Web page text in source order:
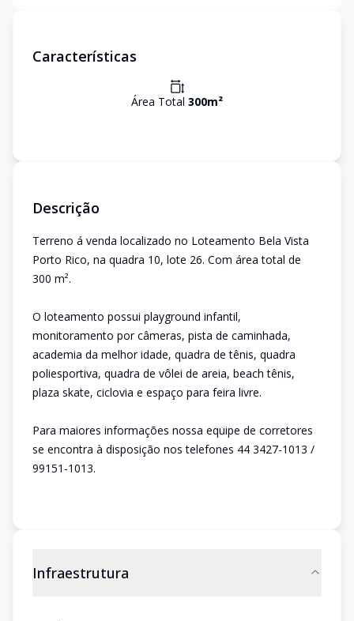
Características
Área Total 300m²
Descrição
Terreno á venda localizado no Loteamento Bela Vista
Porto Rico, na quadra 10, lote 26. Com área total de
300 m².
O loteamento possui playground infantil,
monitoramento por câmeras, pista de caminhada,
academia da melhor idade, quadra de tênis, quadra
poliesportiva, quadra de vôlei de areia, beach tênis,
plaza skate, ciclovia e espaço para feira livre.
Para maiores informações nossa equipe de corretores
se encontra à disposição nos telefones 44 3427-1013 /
99151-1013.
Infraestrutura